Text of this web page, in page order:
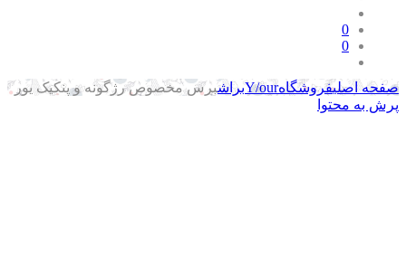
0
0
اصلیفروشگاهY/ourبراشبرس مخصوص رژگونه و پنکیک یور
به محتوا